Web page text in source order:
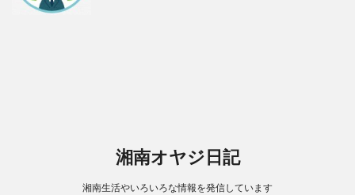
湘南オヤジ日記
湘南生活やいろいろな情報を発信しています